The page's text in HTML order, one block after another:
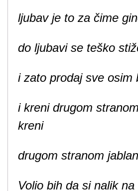
ljubav je to za čime
do ljubavi se teško
i zato prodaj sve osim
i kreni drugom
kreni
drugom stranom
Volio bih da si nalik na